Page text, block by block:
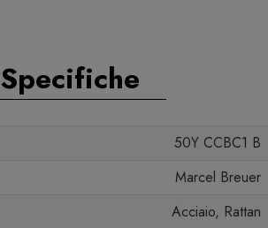
Specifiche
50Y CCBC1 B
Marcel Breuer
Acciaio, Rattan